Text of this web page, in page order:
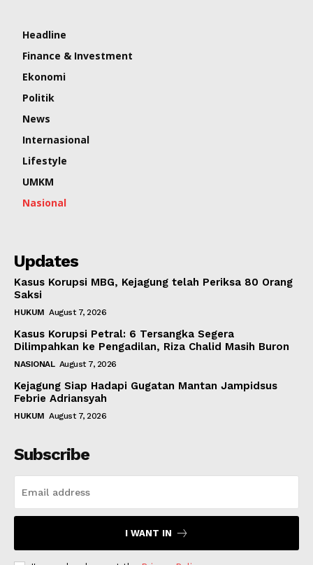
Headline
Finance & Investment
Ekonomi
Politik
News
Internasional
Lifestyle
UMKM
Nasional
Updates
Kasus Korupsi MBG, Kejagung telah Periksa 80 Orang
Saksi
HUKUM August 7, 2026
Kasus Korupsi Petral: 6 Tersangka Segera
Dilimpahkan ke Pengadilan, Riza Chalid Masih Buron
NASIONAL August 7, 2026
Kejagung Siap Hadapi Gugatan Mantan Jampidsus
Febrie Adriansyah
HUKUM August 7, 2026
Subscribe
I WANT IN